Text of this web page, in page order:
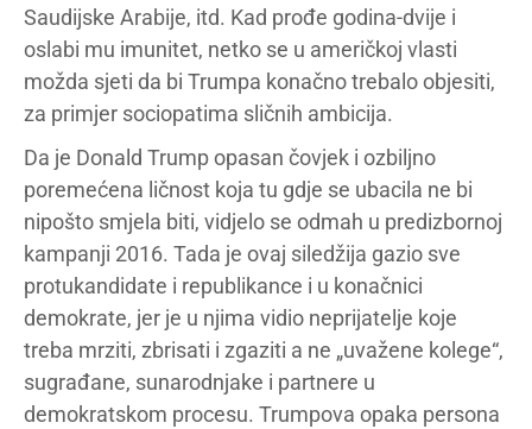
Saudijske Arabije, itd. Kad prođe godina-dvije i
oslabi mu imunitet, netko se u američkoj vlasti
možda sjeti da bi Trumpa konačno trebalo objesiti,
za primjer sociopatima sličnih ambicija.
Da je Donald Trump opasan čovjek i ozbiljno
poremećena ličnost koja tu gdje se ubacila ne bi
nipošto smjela biti, vidjelo se odmah u predizbornoj
kampanji 2016. Tada je ovaj siledžija gazio sve
protukandidate i republikance i u konačnici
demokrate, jer je u njima vidio neprijatelje koje
treba mrziti, zbrisati i zgaziti a ne „uvažene kolege“,
sugrađane, sunarodnjake i partnere u
demokratskom procesu. Trumpova opaka persona